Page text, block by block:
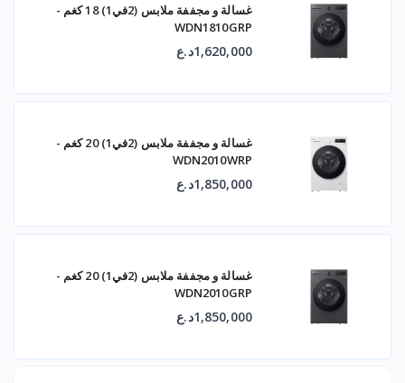
غسالة و مجففة ملابس (2في1) 18 كغم -
WDN1810GRP
1,620,000د.ع
غسالة و مجففة ملابس (2في1) 20 كغم -
WDN2010WRP
1,850,000د.ع
غسالة و مجففة ملابس (2في1) 20 كغم -
WDN2010GRP
1,850,000د.ع